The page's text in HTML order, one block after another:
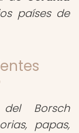
países de
Borsch
papas,